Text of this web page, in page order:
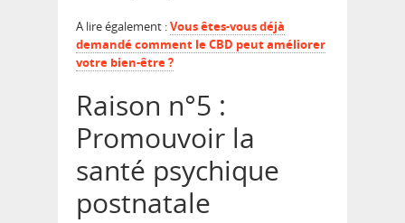
A lire également :Vous êtes-vous déjà
demandé comment le CBD peut améliorer
votre bien-être ?
Raison n°5 :
Promouvoir la
santé psychique
postnatale